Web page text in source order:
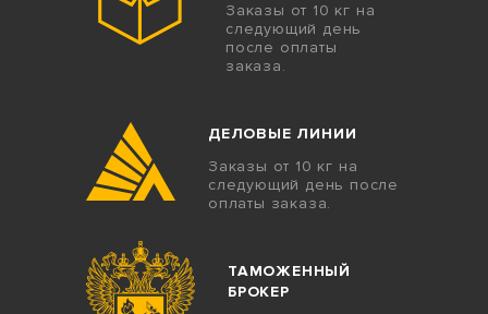
Заказы от 10 кг на
следующий день
после оплаты
заказа.
ДЕЛОВЫЕ ЛИНИИ
Заказы от 10 кг на
следующий день после
оплаты заказа.
ТАМОЖЕННЫЙ
БРОКЕР